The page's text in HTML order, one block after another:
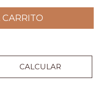
CALCULAR